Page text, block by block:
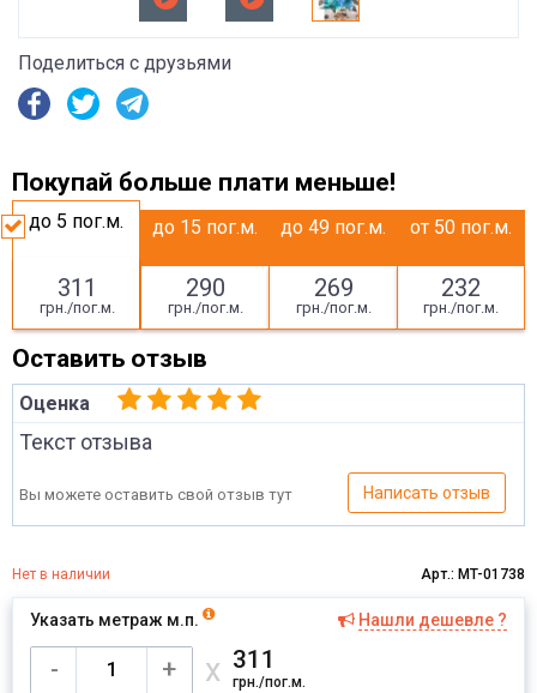
Поделиться с друзьями
Покупай больше плати меньше!
до 5 пог.м.
311
грн./пог.м.
до 15 пог.м.
290
грн./пог.м.
до 49 пог.м.
269
грн./пог.м.
от 50 пог.м.
232
грн./пог.м.
Оставить отзыв
Оценка
Текст отзыва
Вы можете оставить свой отзыв тут Написать отзыв
Нет в наличии Арт.: MT-01738
Указать метраж м.п. Нашли дешевле ?
- + х 311
грн./пог.м.